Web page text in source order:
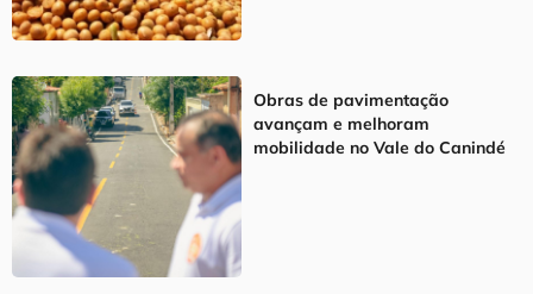
Obras de pavimentação
avançam e melhoram
mobilidade no Vale do Canindé